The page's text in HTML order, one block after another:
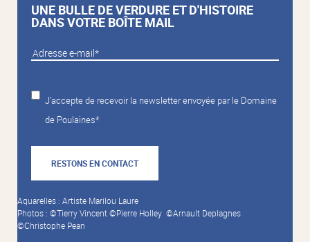
UNE BULLE DE VERDURE ET D'HISTOIRE
DANS VOTRE BOÎTE MAIL
J'accepte de recevoir la newsletter envoyée par le Domaine
de Poulaines*
RESTONS EN CONTACT
Aquarelles : Artiste Marilou Laure
Photos : ©Tierry Vincent ©Pierre Holley ©Arnault Deplagnes
©Christophe Pean